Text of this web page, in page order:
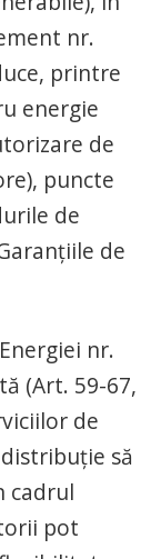
nr.
printre
energie
de
puncte
de
de
nr.
(Art. 59-67,
de
să
cadrul
pot